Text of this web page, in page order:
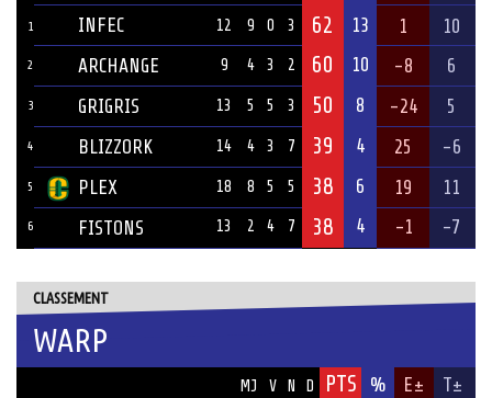
1 INFEC 12 9 0 3 62 13 1 10
2 ARCHANGE 9 4 3 2 60 10 -8 6
3 GRIGRIS 13 5 5 3 50 8 -24 5
4 BLIZZORK 14 4 3 7 39 4 25 -6
5 PLEX 18 8 5 5 38 6 19 11
6 FISTONS 13 2 4 7 38 4 -1 -7
CLASSEMENT
WARP
MJ V N D PTS % E± T±